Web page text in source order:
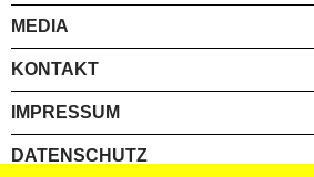
MEDIA
KONTAKT
IMPRESSUM
DATENSCHUTZ